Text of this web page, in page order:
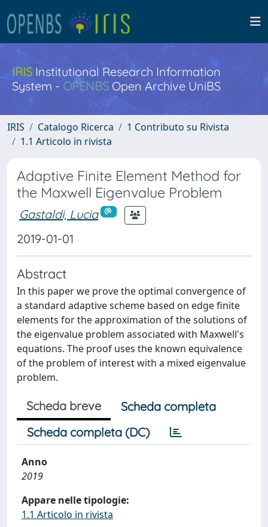
IRISInstitutional Research Information
System - OPENBS Open Archive UniBS
IRIS Catalogo Ricerca
1 Contributo su Rivista
1.1 Articolo in rivista
Adaptive Finite Element Method for
the Maxwell Eigenvalue Problem
Gastaldi, Lucia
2019-01-01
Abstract
In this paper we prove the optimal convergence of
a standard adaptive scheme based on edge finite
elements for the approximation of the solutions of
the eigenvalue problem associated with Maxwell's
equations. The proof uses the known equivalence
of the problem of interest with a mixed eigenvalue
problem.
Scheda breve
Scheda completa
Scheda completa (DC)
Anno
2019
Appare nelle tipologie:
1.1 Articolo in rivista